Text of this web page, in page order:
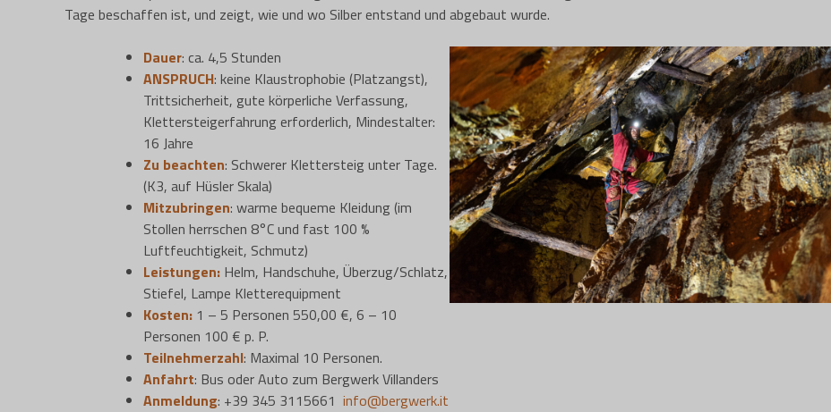
Tage beschaffen ist, und zeigt, wie und wo Silber entstand und abgebaut wurde.
Dauer: ca. 4,5 Stunden
ANSPRUCH: keine Klaustrophobie (Platzangst),
Trittsicherheit, gute körperliche Verfassung,
Klettersteigerfahrung erforderlich, Mindestalter:
16 Jahre
Zu beachten: Schwerer Klettersteig unter Tage.
(K3, auf Hüsler Skala)
Mitzubringen: warme bequeme Kleidung (im
Stollen herrschen 8°C und fast 100 %
Luftfeuchtigkeit, Schmutz)
Leistungen: Helm, Handschuhe, Überzug/Schlatz,
Stiefel, Lampe Kletterequipment
Kosten: 1 – 5 Personen 550,00 €, 6 – 10
Personen 100 € p. P.
Teilnehmerzahl: Maximal 10 Personen.
Anfahrt: Bus oder Auto zum Bergwerk Villanders
Anmeldung: +39 345 3115661 info@bergwerk.it